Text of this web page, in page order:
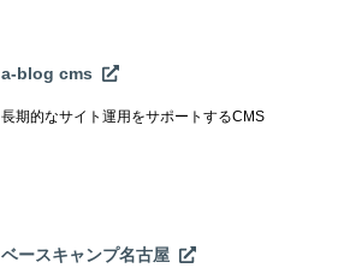
a-blog cms
長期的なサイト運用をサポートするCMS
ベースキャンプ名古屋